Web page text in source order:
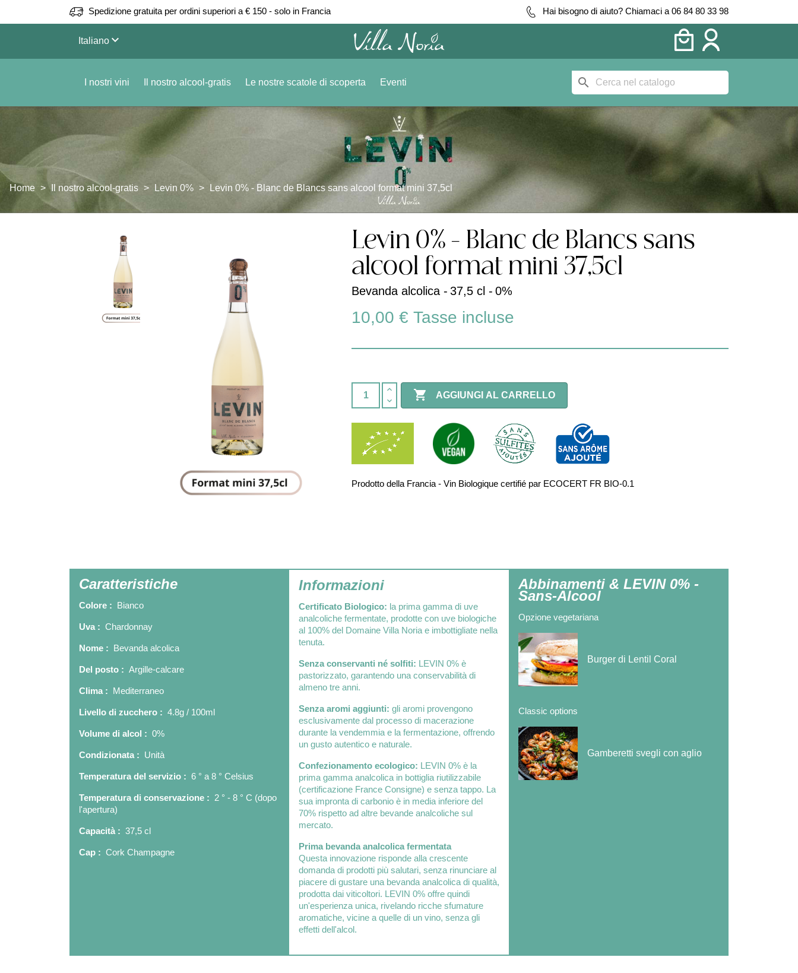
Spedizione gratuita per ordini superiori a € 150 - solo in Francia Hai bisogno di aiuto? Chiamaci a 06 84 80 33 98
Italianokeyboard_arrow_down
I nostri vini Il nostro alcool-gratis Le nostre scatole di scoperta Eventi search
Home Il nostro alcool-gratis Levin 0% Levin 0% - Blanc de Blancs sans alcool format mini 37,5cl
Levin 0% - Blanc de Blancs sans
alcool format mini 37,5cl
Bevanda alcolica - 37,5 cl - 0%
10,00 € Tasse incluse
 AGGIUNGI AL CARRELLO
Prodotto della Francia - Vin Biologique certifié par ECOCERT FR BIO-0.1
Caratteristiche
Colore : Bianco
Uva : Chardonnay
Nome : Bevanda alcolica
Del posto : Argille-calcare
Clima : Mediterraneo
Livello di zucchero : 4.8g / 100ml
Volume di alcol : 0%
Condizionata : Unità
Temperatura del servizio : 6 ° a 8 ° Celsius
Temperatura di conservazione : 2 ° - 8 ° C (dopo
l'apertura)
Capacità : 37,5 cl
Cap : Cork Champagne
Informazioni
Certificato Biologico: la prima gamma di uve
analcoliche fermentate, prodotte con uve biologiche
al 100% del Domaine Villa Noria e imbottigliate nella
tenuta.
Senza conservanti né solfiti: LEVIN 0% è
pastorizzato, garantendo una conservabilità di
almeno tre anni.
Senza aromi aggiunti: gli aromi provengono
esclusivamente dal processo di macerazione
durante la vendemmia e la fermentazione, offrendo
un gusto autentico e naturale.
Confezionamento ecologico: LEVIN 0% è la
prima gamma analcolica in bottiglia riutilizzabile
(certificazione France Consigne) e senza tappo. La
sua impronta di carbonio è in media inferiore del
70% rispetto ad altre bevande analcoliche sul
mercato.
Prima bevanda analcolica fermentata
Questa innovazione risponde alla crescente
domanda di prodotti più salutari, senza rinunciare al
piacere di gustare una bevanda analcolica di qualità,
prodotta dai viticoltori. LEVIN 0% offre quindi
un'esperienza unica, rivelando ricche sfumature
aromatiche, vicine a quelle di un vino, senza gli
effetti dell'alcol.
Abbinamenti & LEVIN 0% -
Sans-Alcool
Opzione vegetariana
Burger di Lentil Coral
Classic options
Gamberetti svegli con aglio